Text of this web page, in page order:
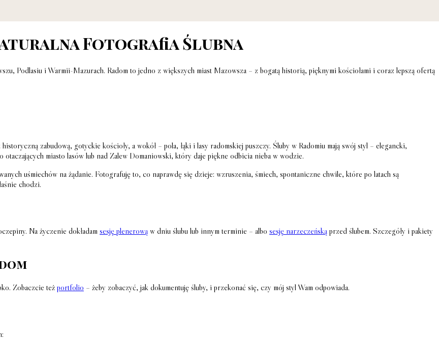
Fotografia Ślubna
Podlasiu i Warmii-Mazurach. Radom to jedno z większych miast Mazowsza – z bogatą historią, pięknymi kościołami i coraz lepszą ofertą
zabudową, gotyckie kościoły, a wokół – pola, łąki i lasy radomskiej puszczy. Śluby w Radomiu mają swój styl – elegancki,
otaczających miasto lasów lub nad Zalew Domaniowski, który daje piękne odbicia nieba w wodzie.
uśmiechów na żądanie. Fotografuję to, co naprawdę się dzieje: wzruszenia, śmiech, spontaniczne chwile, które po latach są
chodzi.
Na życzenie dokładam sesję plenerową w dniu ślubu lub innym terminie – albo sesję narzeczeńską przed ślubem. Szczegóły i pakiety
Zobaczcie teżportfolio – żeby zobaczyć, jak dokumentuję śluby, i przekonać się, czy mój styl Wam odpowiada.